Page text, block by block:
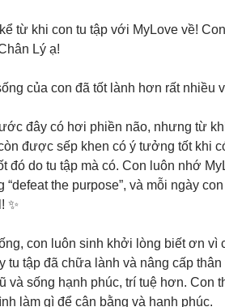
hằng ngày của Tammie Hỏi và
từ khi con tu tập với MyLove về!
Lý ạ!
của con đã tốt lành hơn rất nhiều
đây có hơi phiền não, nhưng từ
được sếp khen có ý tưởng tốt khi
đó do tu tập mà có. Con luôn nhớ
“defeat the purpose”, và mỗi ngày
✨
con luôn sinh khởi lòng biết ơn
tu tập đã chữa lành và nâng cấp
và sống hạnh phúc, trí tuệ hơn. Con
làm gì để cân bằng và hạnh phúc.